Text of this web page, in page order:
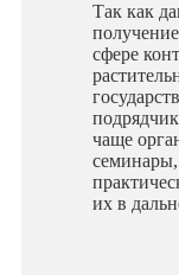
Так как
сфере
чаще
их в